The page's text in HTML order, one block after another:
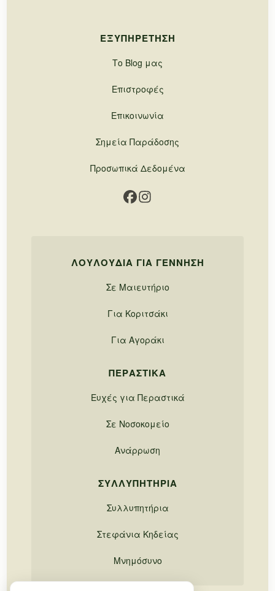
ΕΞΥΠΗΡΈΤΗΣΗ
Το Blog μας
Επιστροφές
Επικοινωνία
Σημεία Παράδοσης
Προσωπικά Δεδομένα
ΛΟΥΛΟΎΔΙΑ ΓΙΑ ΓΈΝΝΗΣΗ
Σε Μαιευτήριο
Για Κοριτσάκι
Για Αγοράκι
ΠΕΡΑΣΤΙΚΆ
Ευχές για Περαστικά
Σε Νοσοκομείο
Ανάρρωση
ΣΥΛΛΥΠΗΤΉΡΙΑ
Συλλυπητήρια
Στεφάνια Κηδείας
Μνημόσυνο